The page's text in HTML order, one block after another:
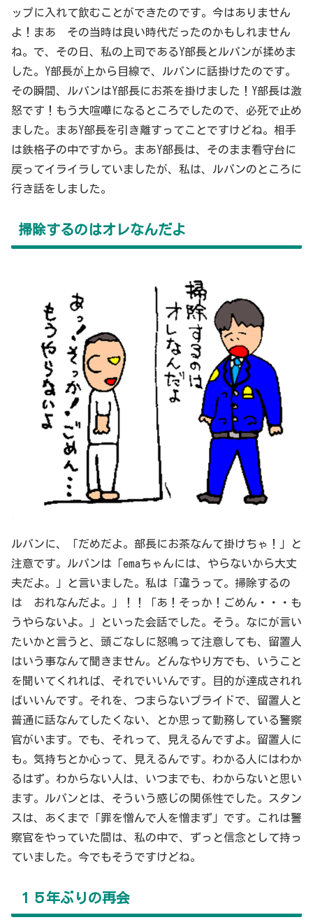
ップに入れて飲むことができたのです。今はありません
よ！まあ その当時は良い時代だったのかもしれません
ね。で、その日、私の上司であるY部長とルパンが揉めま
した。Y部長が上から目線で、ルパンに話掛けたのです。
その瞬間、ルパンはY部長にお茶を掛けました！Y部長は激
怒です！もう大喧嘩になるところでしたので、必死で止め
ました。まあY部長を引き離すってことですけどね。相手
は鉄格子の中ですから。まあY部長は、そのまま看守台に
戻ってイライラしていましたが、私は、ルパンのところに
行き話をしました。
掃除するのはオレなんだよ
ルパンに、「だめだよ。部長にお茶なんて掛けちゃ！」と
注意です。ルパンは「emaちゃんには、やらないから大丈
夫だよ。」と言いました。私は「違うって。掃除するの
は おれなんだよ。」！！「あ！そっか！ごめん・・・も
うやらないよ。」といった会話でした。そう。なにが言い
たいかと言うと、頭ごなしに怒鳴って注意しても、留置人
はいう事なんて聞きません。どんなやり方でも、いうこと
を聞いてくれれば、それでいいんです。目的が達成されれ
ばいいんです。それを、つまらないプライドで、留置人と
普通に話なんてしたくない、とか思って勤務している警察
官がいます。でも、それって、見えるんですよ。留置人に
も。気持ちとか心って、見えるんです。わかる人にはわか
るはず。わからない人は、いつまでも、わからないと思い
ます。ルパンとは、そういう感じの関係性でした。スタン
スは、あくまで「罪を憎んで人を憎まず」です。これは警
察官をやっていた間は、私の中で、ずっと信念として持っ
ていました。今でもそうですけどね。
１５年ぶりの再会